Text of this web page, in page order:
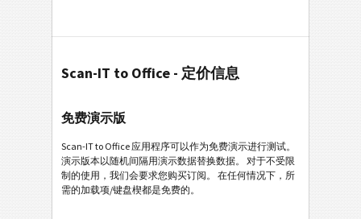
Scan-IT to Office - 定价信息
免费演示版
Scan-IT to Office 应用程序可以作为免费演示进行测试。
演示版本以随机间隔用演示数据替换数据。 对于不受限
制的使用，我们会要求您购买订阅。 在任何情况下，所
需的加载项/键盘楔都是免费的。